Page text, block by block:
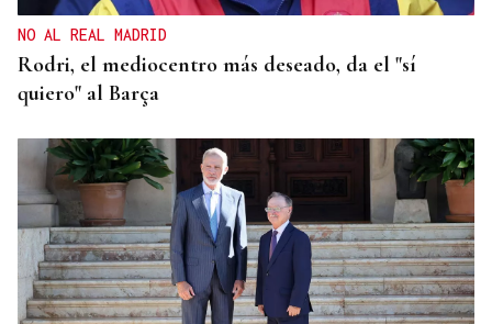
NO AL REAL MADRID
Rodri, el mediocentro más deseado, da el "sí
quiero" al Barça